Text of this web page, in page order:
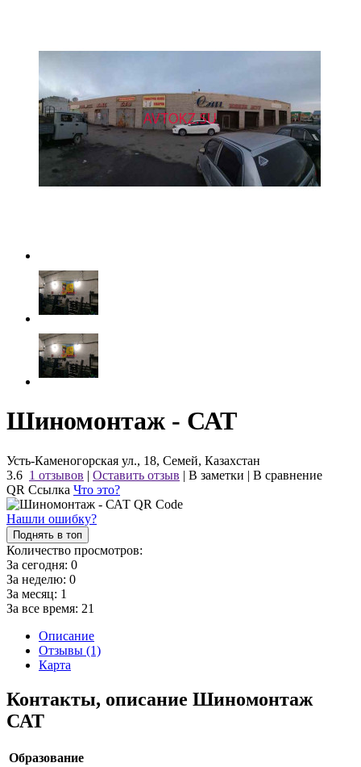
Шиномонтаж - САТ
Усть-Каменогорская ул., 18, Семей, Казахстан
3.6 1 отзывов | Оставить отзыв | В заметки | В сравнение
QR Ссылка Что это?
Нашли ошибку?
Поднять в топ
Количество просмотров:
За сегодня: 0
За неделю: 0
За месяц: 1
За все время: 21
Описание
Отзывы (1)
Карта
Контакты, описание Шиномонтаж
САТ
Образование